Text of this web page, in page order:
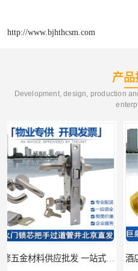
http://www.bjhthcsm.com
产品
Development, design, production
酒店五金材料供应价格 一站式配送